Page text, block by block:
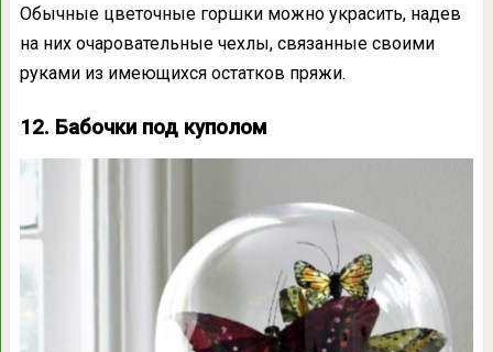
Обычные цветочные горшки можно украсить, надев
на них очаровательные чехлы, связанные своими
руками из имеющихся остатков пряжи.
12. Бабочки под куполом